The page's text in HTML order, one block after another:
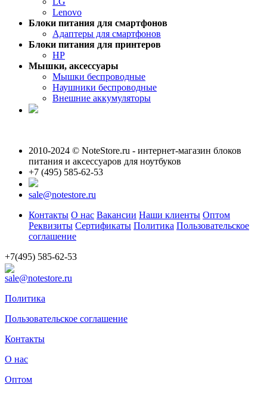
Lenovo
Блоки питания для смартфонов
Адаптеры для смартфонов
Блоки питания для принтеров
HP
Мышки, аксессуары
Мышки беспроводные
Наушники беспроводные
Внешние аккумуляторы
2010-2024 © NoteStore.ru - интернет-магазин блоков
питания и аксессуаров для ноутбуков
+7 (495) 585-62-53
sale@notestore.ru
Контакты О нас Вакансии Наши клиенты Оптом
Реквизиты Сертификаты Политика Пользовательское
соглашение
+7(495) 585-62-53
sale@notestore.ru
Политика
Пользовательское соглашение
Контакты
О нас
Оптом